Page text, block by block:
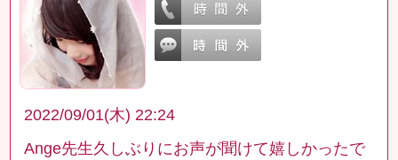
2022/09/01(木) 22:24
Ange先生久しぶりにお声が聞けて嬉しかったで